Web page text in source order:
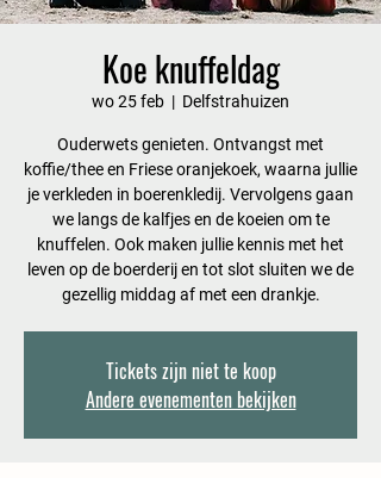
Koe knuffeldag
wo 25 feb
  |
Delfstrahuizen
Ouderwets genieten. Ontvangst met
koffie/thee en Friese oranjekoek, waarna jullie
je verkleden in boerenkledij. Vervolgens gaan
we langs de kalfjes en de koeien om te
knuffelen. Ook maken jullie kennis met het
leven op de boerderij en tot slot sluiten we de
gezellig middag af met een drankje.
Tickets zijn niet te koop
Andere evenementen bekijken